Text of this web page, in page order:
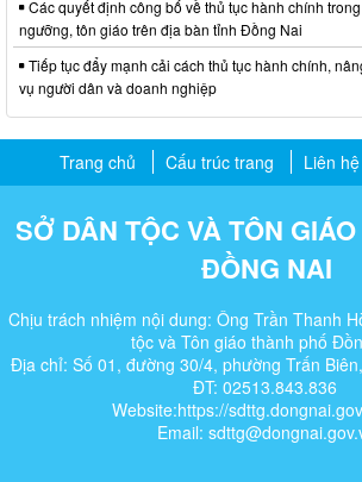
Các quyết định công bố về thủ tục hành chính
ngưỡng, tôn giáo trên địa bàn tỉnh Đồng Nai
Tiếp tục đẩy mạnh cải cách thủ tục hành chính,
vụ người dân và doanh nghiệp
Trang chủ Cấu trúc trang Liên hệ
SỞ DÂN TỘC VÀ TÔN
ĐỒNG NAI
Chịu trách nhiệm nội dung: Ông Trần Thanh
tộc và Tôn giáo thành phố
Địa chỉ: Số 01, đường 30/4, phường Trấn
ĐT: 02513.843.836
Website:https://
Email: